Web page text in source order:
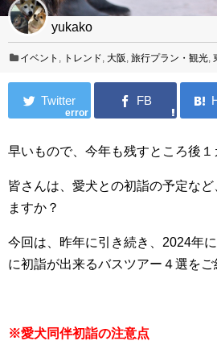
yukako
イベント , トレンド,大阪 ,旅行プラン・観光,
error
早いもので、今年も残すところ後１
皆さんは、愛犬との初詣の予定な
ますか？
今回は、昨年に引き続き、2024年
に初詣が出来るバスツアー４選をご
※愛犬同伴初詣の注意点